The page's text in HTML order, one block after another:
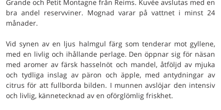
Grande och Petit Montagne från Reims. Kuvée avslutas med en
bra andel reservviner. Mognad varar på vattnet i minst 24
månader.
Vid synen av en ljus halmgul färg som tenderar mot gyllene,
med en livlig och ihållande perlage. Den öppnar sig för näsan
med aromer av färsk hasselnöt och mandel, åtföljd av mjuka
och tydliga inslag av päron och äpple, med antydningar av
citrus för att fullborda bilden. I munnen avslöjar den intensiv
och livlig, kännetecknad av en oförglömlig friskhet.